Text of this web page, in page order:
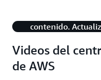
Videos del
de AWS
contenido.